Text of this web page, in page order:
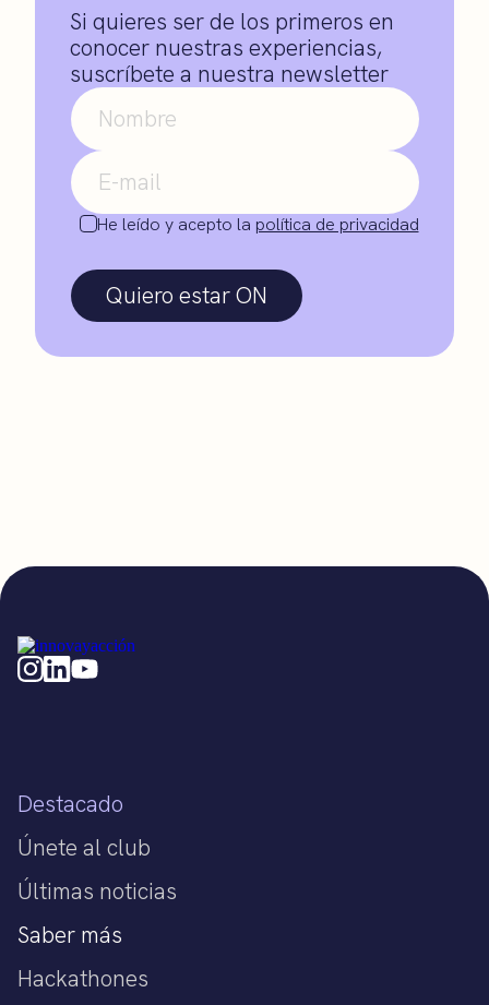
Si quieres ser de los primeros en
conocer nuestras experiencias,
suscríbete a nuestra newsletter
He leído y acepto la política de privacidad
Quiero estar ON
Destacado
Únete al club
Últimas noticias
Saber más
Hackathones